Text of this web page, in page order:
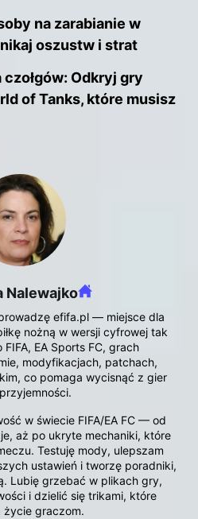
na zarabianie w
oszustw i strat
Odkryj gry
of Tanks, które musisz
Nalewajko
efifa.pl — miejsce dla
nożną w wersji cyfrowej tak
FIFA, EA Sports FC, grach
modyfikacjach, patchach,
co pomaga wycisnąć z gier
w świecie FIFA/EA FC — od
aż po ukryte mechaniki, które
Testuję mody, ulepszam
ustawień i tworzę poradniki,
Lubię grzebać w plikach gry,
i dzielić się trikami, które
życie graczom.